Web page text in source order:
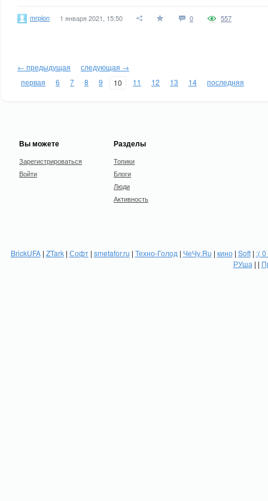
mrpion 1 января 2021, 15:50 0 557
← предыдущая
следующая →
первая
6 7 8 9 10 11 12 13 14 последняя
Вы можете
Зарегистрироваться
Войти
Разделы
Топики
Блоги
Люди
Активность
BrickUFA| ZTark| Софт| smetafor.ru | Техно-Голод | ЧеЧу.Ru | кино| Soft| :(
РУша | |